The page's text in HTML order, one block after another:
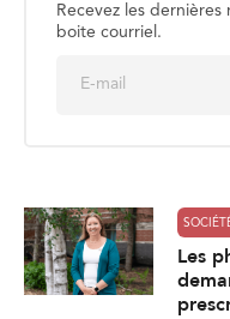
Recevez les
boite courriel.
Les